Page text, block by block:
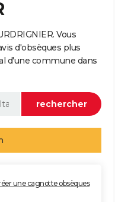
Vous
d'obsèques plus
d'une commune dans
une cagnotte obsèques